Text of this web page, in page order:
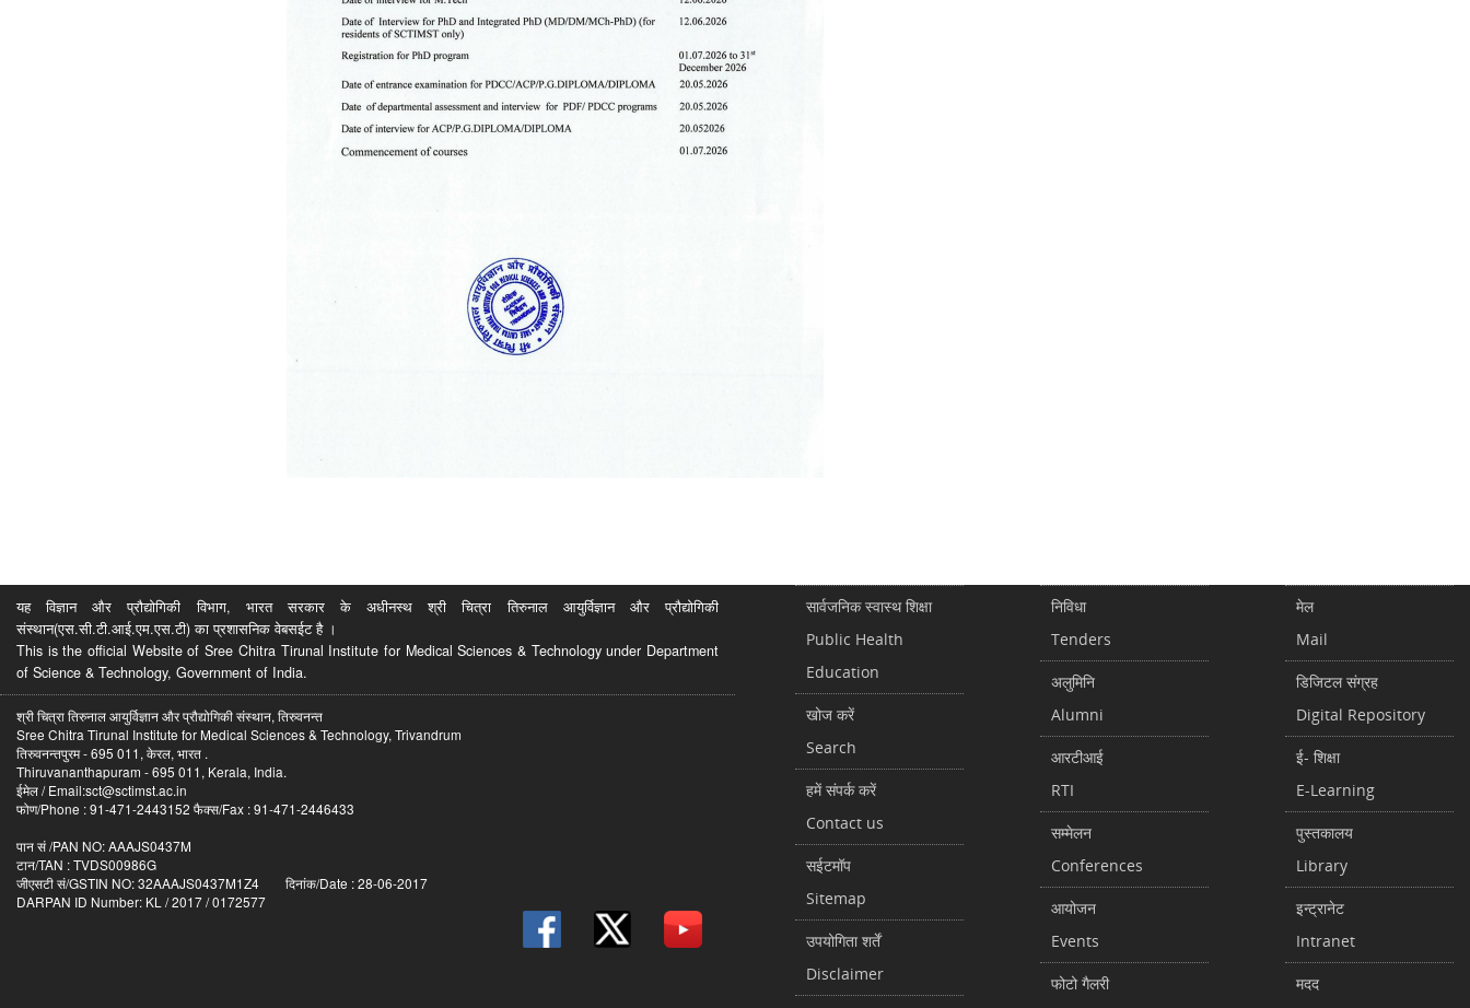
यह विज्ञान और प्रौद्योगिकी विभाग, भारत सरकार के अधीनस्थ श्री चित्रा तिरुनाल आयुर्विज्ञान और प्रौद्योगिकी
संस्थान(एस.सी.टी.आई.एम.एस.टी) का प्रशासनिक वेबसईट है ।
This is the official Website of Sree Chitra Tirunal Institute for Medical Sciences & Technology under Department
of Science & Technology, Government of India.
श्री चित्रा तिरुनाल आयुर्विज्ञान और प्रौद्योगिकी संस्थान, तिरुवनन्त
Sree Chitra Tirunal Institute for Medical Sciences & Technology, Trivandrum
तिरुवनन्तपुरम - 695 011, केरल, भारत .
Thiruvananthapuram - 695 011, Kerala, India.
ईमेल / Email:sct@sctimst.ac.in
फोण/Phone : 91-471-2443152 फैक्स/Fax : 91-471-2446433
पान सं /PAN NO: AAAJS0437M
टान/TAN : TVDS00986G
जीएसटी सं/GSTIN NO: 32AAAJS0437M1Z4 दिनांक/Date : 28-06-2017
DARPAN ID Number: KL / 2017 / 0172577
सार्वजनिक स्वास्थ शिक्षा
Public Health
Education
खोज करें
Search
हमें संपर्क करें
Contact us
सईटमॉप
Sitemap
उपयोगिता शर्तें
Disclaimer
निविधा
Tenders
अलुमिनि
Alumni
आरटीआई
RTI
सम्मेलन
Conferences
आयोजन
Events
फोटो गैलरी
मेल
Mail
डिजिटल संग्रह
Digital Repository
ई- शिक्षा
E-Learning
पुस्तकालय
Library
इन्ट्रानेट
Intranet
मदद